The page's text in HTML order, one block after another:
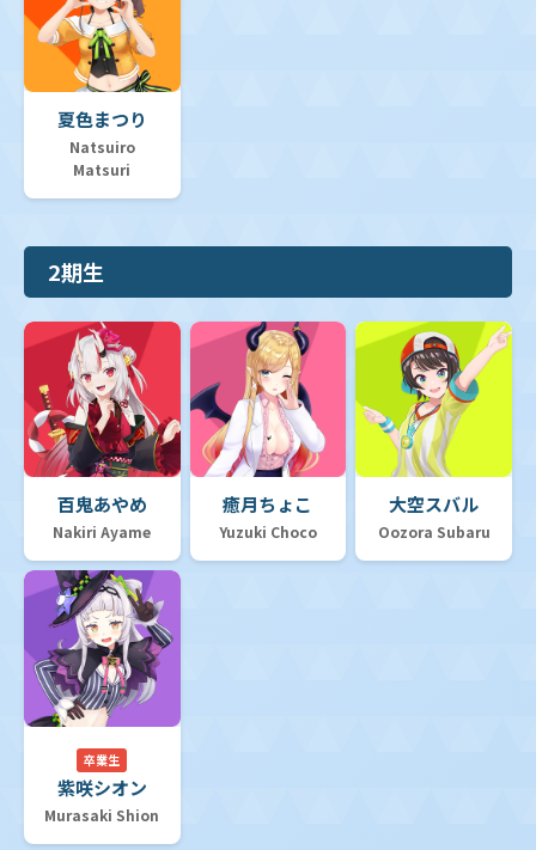
夏色まつり
Natsuiro
Matsuri
2期生
百鬼あやめ
Nakiri Ayame
癒月ちょこ
Yuzuki Choco
大空スバル
Oozora Subaru
卒業生
紫咲シオン
Murasaki Shion